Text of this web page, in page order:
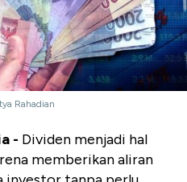
Rahadian
- Dividen menjadi hal
memberikan aliran